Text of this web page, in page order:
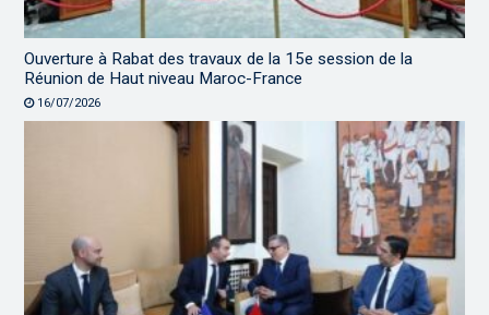
Ouverture à Rabat des travaux de la 15e session de la
Réunion de Haut niveau Maroc-France
16/07/2026